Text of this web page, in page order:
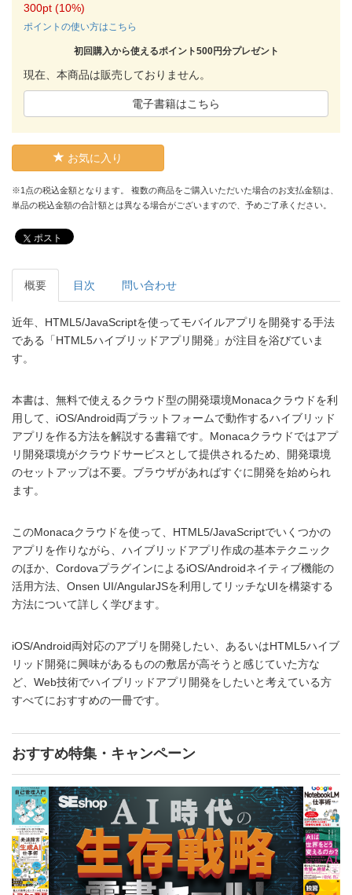
300pt (10%)
ポイントの使い方はこちら
初回購入から使えるポイント500円分プレゼント
現在、本商品は販売しておりません。
電子書籍はこちら
お気に入り
※1点の税込金額となります。 複数の商品をご購入いただいた場合のお支払金額は、
単品の税込金額の合計額とは異なる場合がございますので、予めご了承ください。
ポスト
概要 目次 問い合わせ
近年、HTML5/JavaScriptを使ってモバイルアプリを開発する手法
である「HTML5ハイブリッドアプリ開発」が注目を浴びていま
す。
本書は、無料で使えるクラウド型の開発環境Monacaクラウドを利
用して、iOS/Android両プラットフォームで動作するハイブリッド
アプリを作る方法を解説する書籍です。Monacaクラウドではアプ
リ開発環境がクラウドサービスとして提供されるため、開発環境
のセットアップは不要。ブラウザがあればすぐに開発を始められ
ます。
このMonacaクラウドを使って、HTML5/JavaScriptでいくつかの
アプリを作りながら、ハイブリッドアプリ作成の基本テクニック
のほか、CordovaプラグインによるiOS/Androidネイティブ機能の
活用方法、Onsen UI/AngularJSを利用してリッチなUIを構築する
方法について詳しく学びます。
iOS/Android両対応のアプリを開発したい、あるいはHTML5ハイブ
リッド開発に興味があるものの敷居が高そうと感じていた方な
ど、Web技術でハイブリッドアプリ開発をしたいと考えている方
すべてにおすすめの一冊です。
おすすめ特集・キャンペーン